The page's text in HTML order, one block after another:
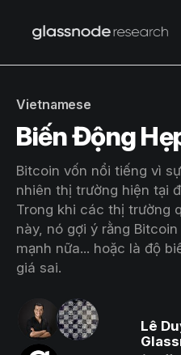
Vietnamese
Biến Động
Bitcoin vốn nổi tiếng vì
nhiên thị trường hiện tại
Trong khi các thị trường
này, nó gợi ý rằng
mạnh nữa... hoặc là độ
giá sai.
Lê